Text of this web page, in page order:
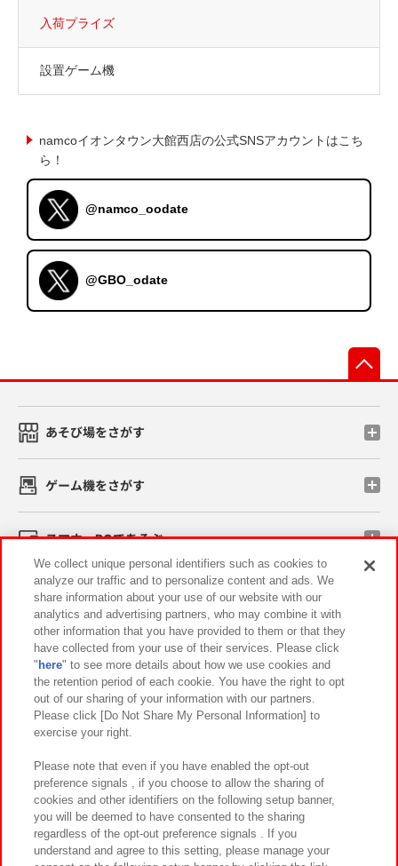
入荷プライズ
設置ゲーム機
namcoイオンタウン大館西店の公式SNSアカウントはこち
ら！
@namco_oodate
@GBO_odate
あそび場をさがす
ゲーム機をさがす
スマホ・PCであそぶ
イベント・キャンペーン
関連会社 サステナビリティ サイトポリシー
プライバシーポリシー ウェブアクセシビリティ方針と検証結果
お取引先さまとともに
カスタマーハラスメント対応方針 よくあるご質問・お問い合わせ
We collect unique personal identifiers such as cookies to
analyze our traffic and to personalize content and ads. We
share information about your use of our website with our
analytics and advertising partners, who may combine it with
other information that you have provided to them or that they
have collected from your use of their services. Please click
" here" to see more details about how we use cookies and
the retention period of each cookie. You have the right to opt
out of our sharing of your information with our partners.
Please click [Do Not Share My Personal Information] to
exercise your right.
Please note that even if you have enabled the opt-out
preference signals , if you choose to allow the sharing of
cookies and other identifiers on the following setup banner,
you will be deemed to have consented to the sharing
regardless of the opt-out preference signals . If you
understand and agree to this setting, please manage your